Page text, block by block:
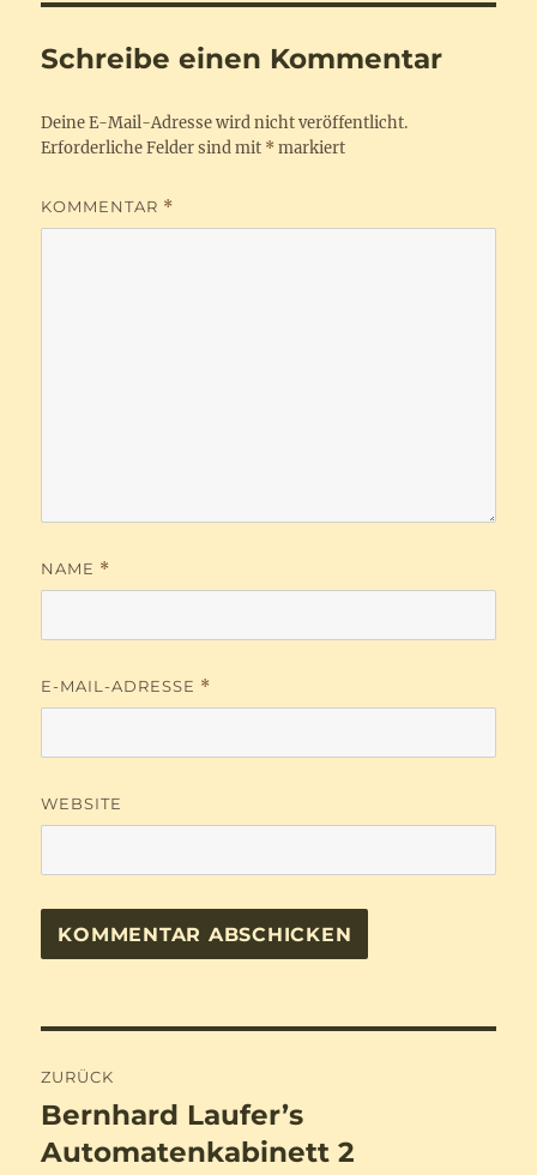
Schreibe einen Kommentar
Deine E-Mail-Adresse wird nicht veröffentlicht.
Erforderliche Felder sind mit * markiert
KOMMENTAR *
NAME *
E-MAIL-ADRESSE *
WEBSITE
ZURÜCK
Vorheriger
Beitrag:
Bernhard Laufer’s
Automatenkabinett 2